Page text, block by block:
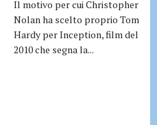
Il motivo per cui Christopher
Nolan ha scelto proprio Tom
Hardy per Inception, film del
2010 che segna la...